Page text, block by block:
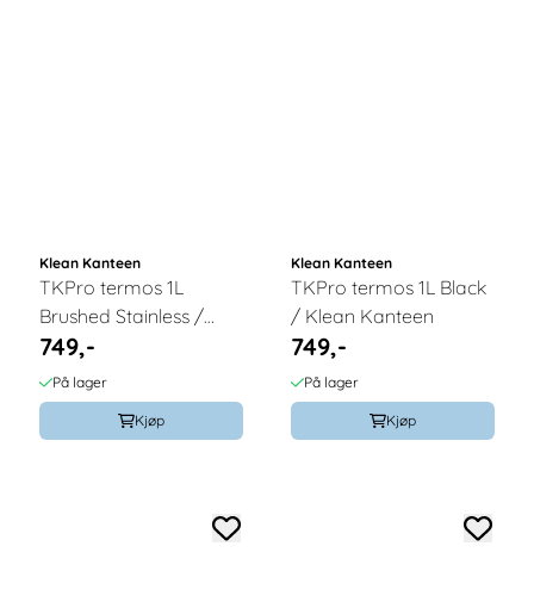
Klean Kanteen
TKPro termos 1L
Brushed Stainless /
Klean Kanteen
749,-
På lager
Kjøp
Klean Kanteen
TKPro termos 1L Black
/ Klean Kanteen
749,-
På lager
Kjøp